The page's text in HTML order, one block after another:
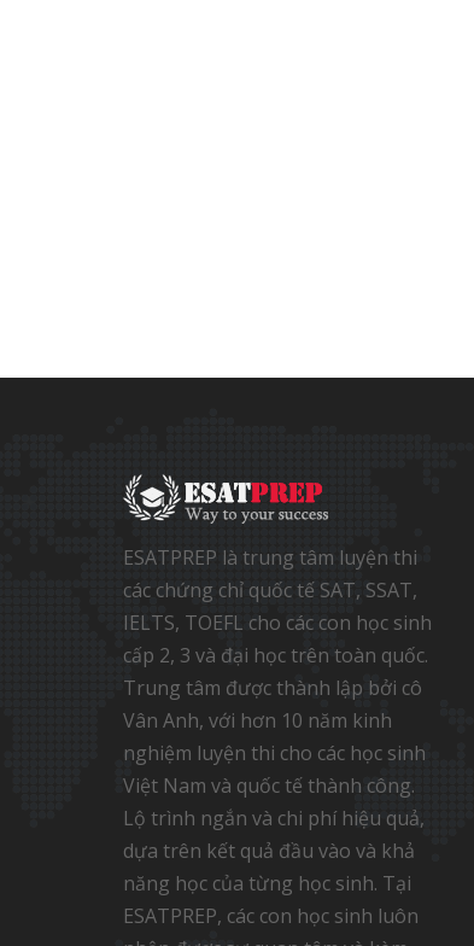
ESATPREP là trung tâm luyện thi
các chứng chỉ quốc tế SAT, SSAT,
IELTS, TOEFL cho các con học sinh
cấp 2, 3 và đại học trên toàn quốc.
Trung tâm được thành lập bởi cô
Vân Anh, với hơn 10 năm kinh
nghiệm luyện thi cho các học sinh
Việt Nam và quốc tế thành công.
Lộ trình ngắn và chi phí hiệu quả,
dựa trên kết quả đầu vào và khả
năng học của từng học sinh. Tại
ESATPREP, các con học sinh luôn